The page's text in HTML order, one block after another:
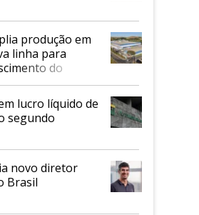
produção em
linha para
do
alimentos
lucro líquido de
segundo
novo diretor
Brasil